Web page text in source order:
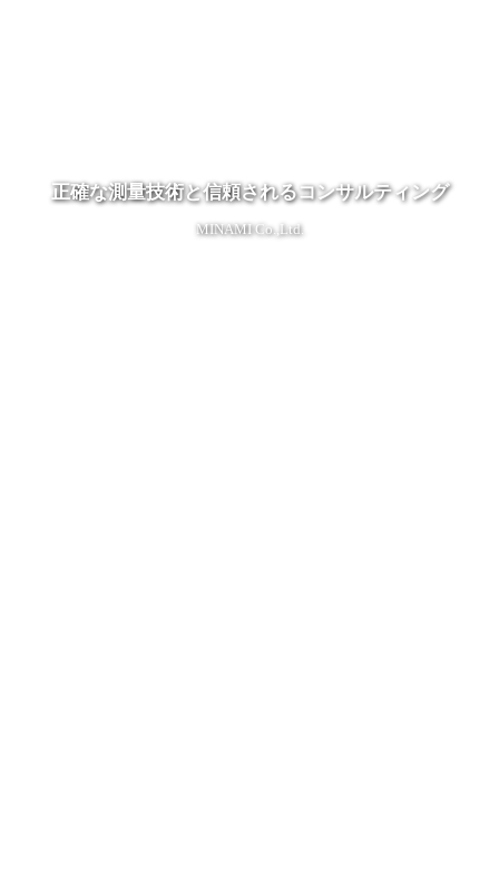
正確な測量技術と信頼されるコンサルティング
MINAMI Co.,Ltd.